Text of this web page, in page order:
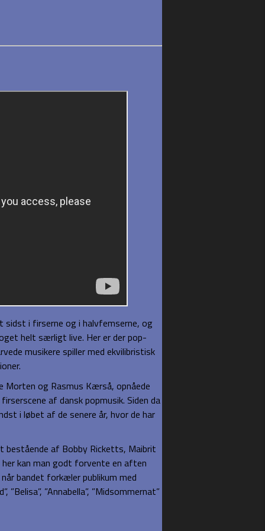
sidst i firserne og i halvfemserne, og
helt særligt live. Her er der pop-
musikere spiller med ekvilibristisk
Morten og Rasmus Kærså, opnåede
af dansk popmusik. Siden da
i løbet af de senere år, hvor de har
bestående af Bobby Ricketts, Maibrit
kan man godt forvente en aften
bandet forkæler publikum med
”Belisa”, ”Annabella”, ”Midsommernat”